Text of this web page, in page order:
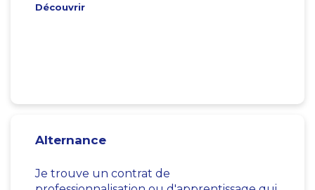
Découvrir
Alternance
Je trouve un contrat de